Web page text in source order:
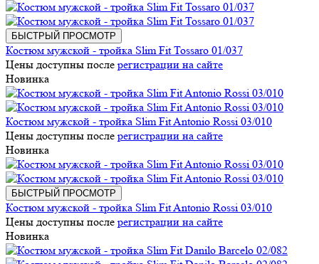
БЫСТРЫЙ ПРОСМОТР
Костюм мужской - тройка Slim Fit Tossaro 01/037
Цены доступны после регистрации на сайте
Новинка
Костюм мужской - тройка Slim Fit Antonio Rossi 03/010
Цены доступны после регистрации на сайте
Новинка
БЫСТРЫЙ ПРОСМОТР
Костюм мужской - тройка Slim Fit Antonio Rossi 03/010
Цены доступны после регистрации на сайте
Новинка